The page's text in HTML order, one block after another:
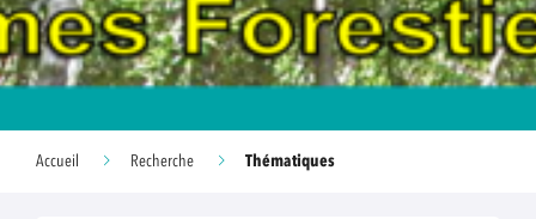
Accueil Recherche Thématiques